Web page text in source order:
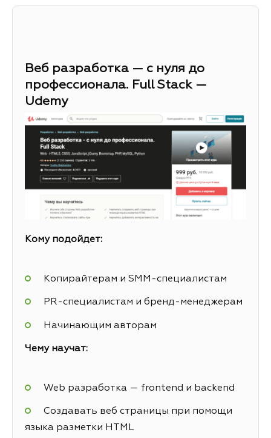
Веб разработка — с нуля до
профессионала. Full Stack —
Udemy
Кому подойдет:
Копирайтерам и SMM-специалистам
PR-специалистам и бренд-менеджерам
Начинающим авторам
Чему научат:
Web разработка — frontend и backend
Создавать веб страницы при помощи
языка разметки HTML